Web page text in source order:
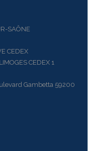
SAÔNE
CEDEX
CEDEX 1
Gambetta 59200